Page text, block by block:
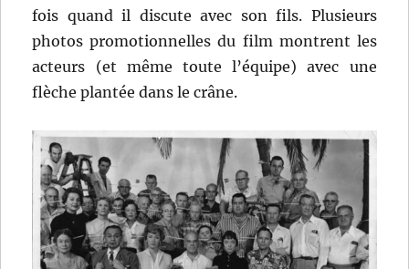
fois quand il discute avec son fils. Plusieurs
photos promotionnelles du film montrent les
acteurs (et même toute l’équipe) avec une
flèche plantée dans le crâne.